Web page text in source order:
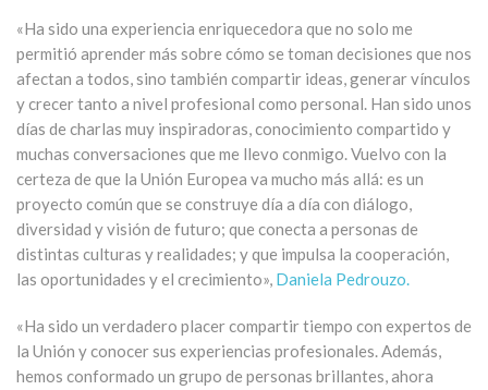
«Ha sido una experiencia enriquecedora que no solo me
permitió aprender más sobre cómo se toman decisiones que nos
afectan a todos, sino también compartir ideas, generar vínculos
y crecer tanto a nivel profesional como personal. Han sido unos
días de charlas muy inspiradoras, conocimiento compartido y
muchas conversaciones que me llevo conmigo. Vuelvo con la
certeza de que la Unión Europea va mucho más allá: es un
proyecto común que se construye día a día con diálogo,
diversidad y visión de futuro; que conecta a personas de
distintas culturas y realidades; y que impulsa la cooperación,
las oportunidades y el crecimiento», Daniela Pedrouzo.
«Ha sido un verdadero placer compartir tiempo con expertos de
la Unión y conocer sus experiencias profesionales. Además,
hemos conformado un grupo de personas brillantes, ahora